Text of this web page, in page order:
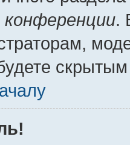
конференции.